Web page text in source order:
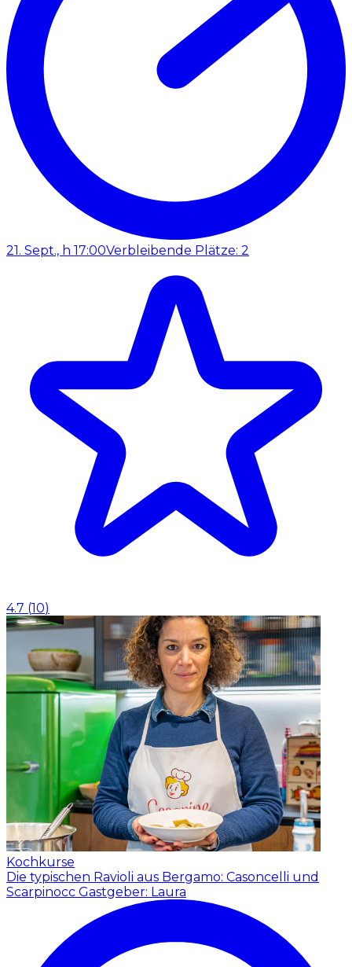
21. Sept., h 17:00Verbleibende Plätze: 2
4.7 (10)
Kochkurse
Die typischen Ravioli aus Bergamo: Casoncelli und
Scarpinocc Gastgeber: Laura